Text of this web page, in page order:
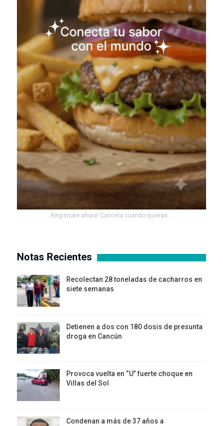
Registrate ahora! Cancela cuando quieras...
Notas Recientes
Recolectan 28 toneladas de cacharros en
siete semanas
Detienen a dos con 180 dosis de presunta
droga en Cancún
Provoca vuelta en “U” fuerte choque en
Villas del Sol
Condenan a más de 37 años a